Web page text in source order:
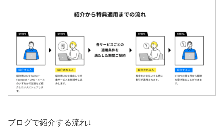
ブログで紹介する流れ↓